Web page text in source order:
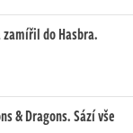
zamířil do Hasbra.
& Dragons. Sází vše